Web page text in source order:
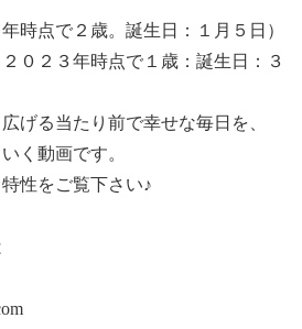
時点で２歳。誕生日：１月５日）
０２３年時点で１歳：誕生日：３
げる当たり前で幸せな毎日を、
く動画です。
性をご覧下さい♪